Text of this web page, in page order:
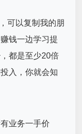
可以复制我的朋
钱一边学习提
都是至少20倍
入，你就会知
业务一手价